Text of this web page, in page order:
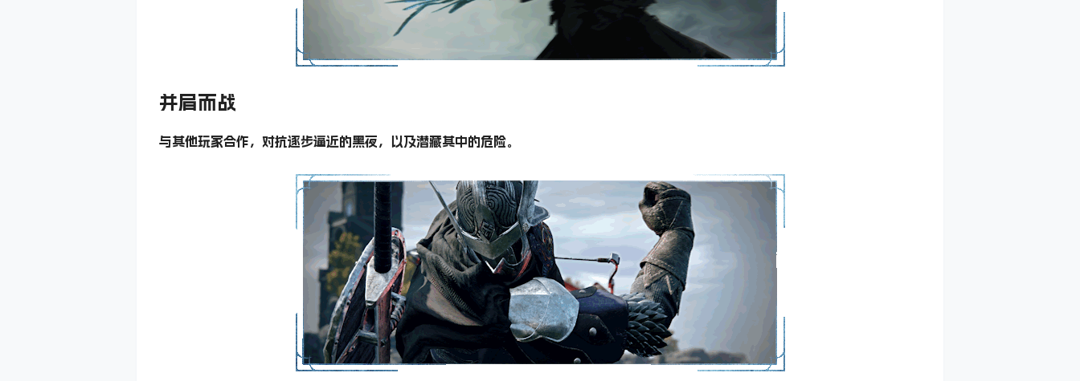
并肩而战
与其他玩家合作，对抗逐步逼近的黑夜，以及潜藏其中的危险。